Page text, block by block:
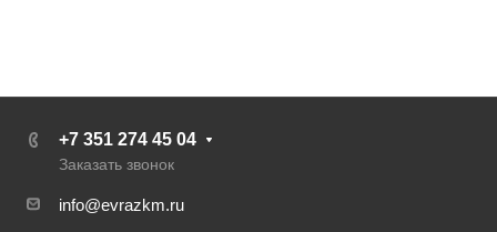
+7 351 274 45 04
Заказать звонок
info@evrazkm.ru